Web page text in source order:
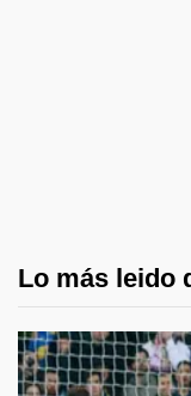
Lo más leido